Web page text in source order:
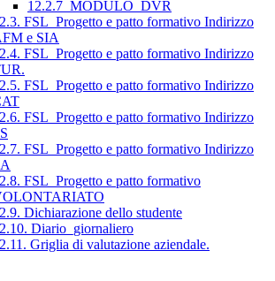
12.2.7_MODULO_DVR
FSL_Progetto e patto formativo Indirizzo
e SIA
FSL_Progetto e patto formativo Indirizzo
FSL_Progetto e patto formativo Indirizzo
FSL_Progetto e patto formativo Indirizzo
FSL_Progetto e patto formativo Indirizzo
FSL_Progetto e patto formativo
Dichiarazione dello studente
Diario_giornaliero
Griglia di valutazione aziendale.